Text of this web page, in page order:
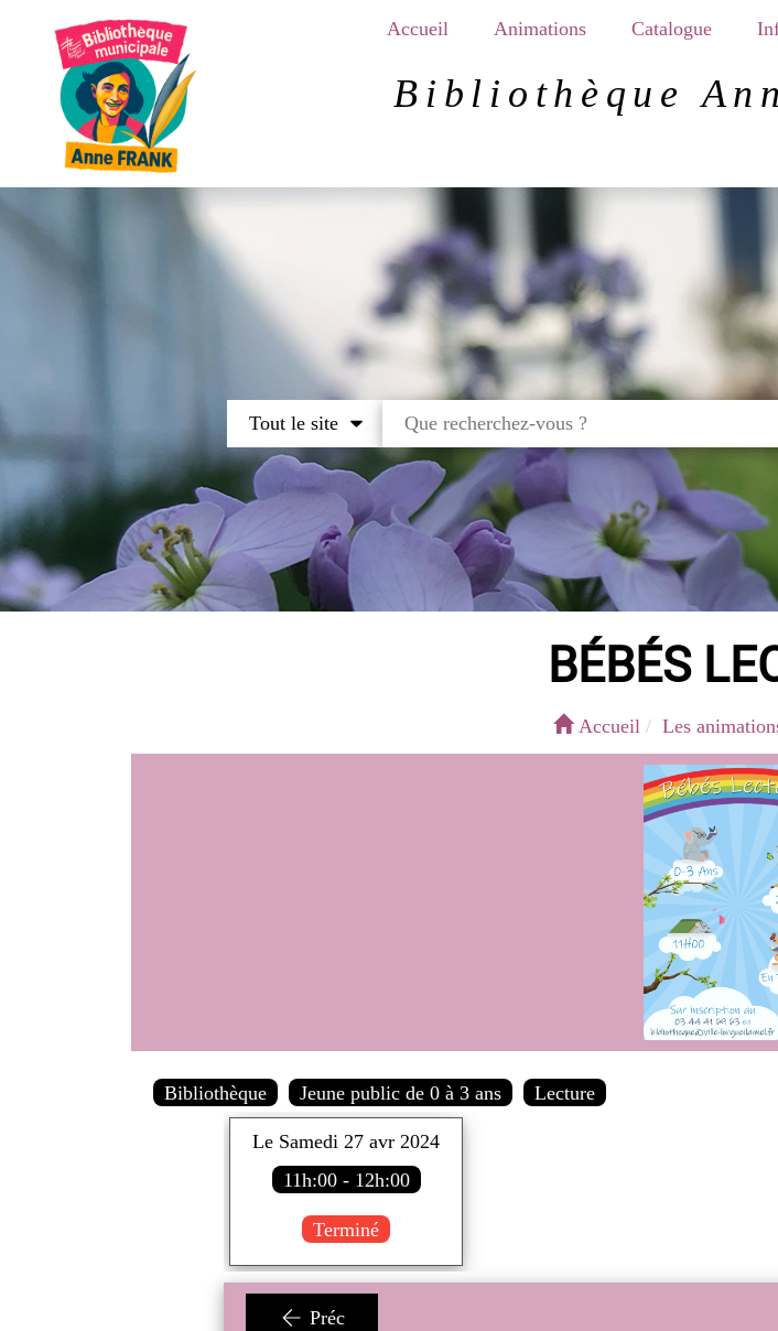
contenu
principal
Accueil Animations Catalogue
Bibliothèque
Tout le site
BÉBÉS
Accueil Les
Bibliothèque Jeune public de 0 à 3 ans Lecture
Le Samedi 27 avr 2024
11h:00 - 12h:00
Terminé
Préc